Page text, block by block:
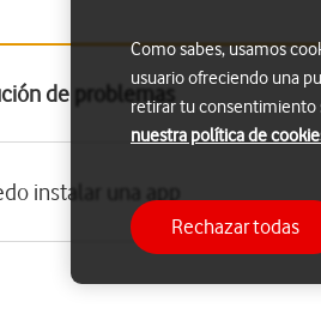
de problemas
instalar una app
Como sabes, usamos
usuario ofreciendo una
retirar tu consentimiento
nuestra política de
Rechazar todas